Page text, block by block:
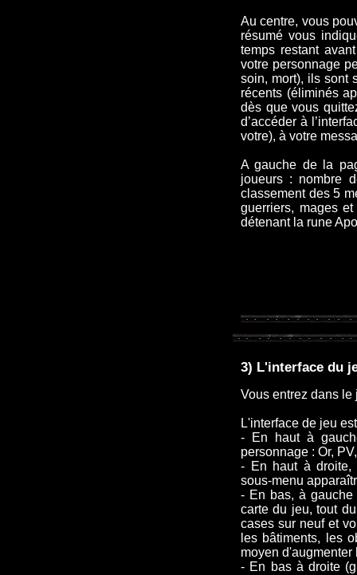
Au centre, vous
résumé vous
temps restant
votre personnage
soin, mort), ils sont
récents (éliminés
dès que vous
d’accéder à
votre), à votre
A gauche de la
joueurs : nombre
classement des 5
guerriers, mages
détenant la rune
3) L'interface du
Vous entrez dans
L'interface de jeu
- En haut à
personnage : Or,
- En haut à droite,
sous-menu
- En bas, à gauche
carte du jeu, tout
cases sur neuf et
les bâtiments, les
moyen d'augmenter
- En bas à droite